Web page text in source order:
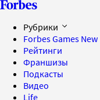
Рубрики
Forbes Games New
Рейтинги
Франшизы
Подкасты
Видео
Life